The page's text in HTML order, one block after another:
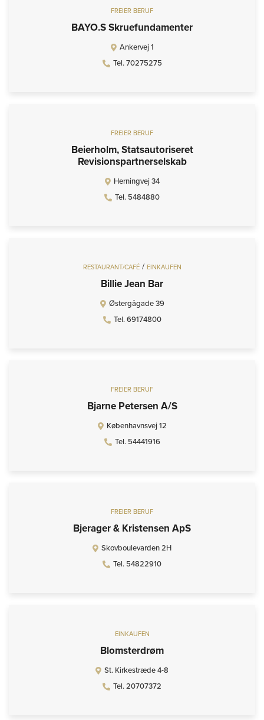
FREIER BERUF
BAYO.S Skruefundamenter
Ankervej 1
Tel. 70275275
FREIER BERUF
Beierholm, Statsautoriseret
Revisionspartnerselskab
Herningvej 34
Tel. 5484880
RESTAURANT/CAFÉ/ EINKAUFEN
Billie Jean Bar
Østergågade 39
Tel. 69174800
FREIER BERUF
Bjarne Petersen A/S
Københavnsvej 12
Tel. 54441916
FREIER BERUF
Bjerager & Kristensen ApS
Skovboulevarden 2H
Tel. 54822910
EINKAUFEN
Blomsterdrøm
St. Kirkestræde 4-8
Tel. 20707372